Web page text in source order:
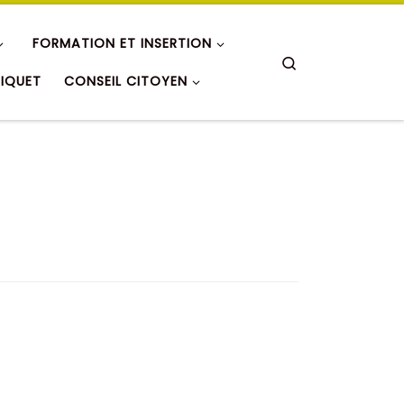
FORMATION ET INSERTION
CONSEIL CITOYEN